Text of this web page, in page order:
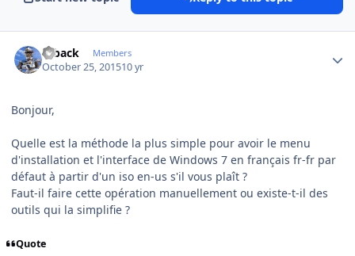
ryback Members
October 25, 201510 yr
Bonjour,
Quelle est la méthode la plus simple pour avoir le menu
d'installation et l'interface de Windows 7 en français fr-fr par
défaut à partir d'un iso en-us s'il vous plaît ?
Faut-il faire cette opération manuellement ou existe-t-il des
outils qui la simplifie ?
Quote